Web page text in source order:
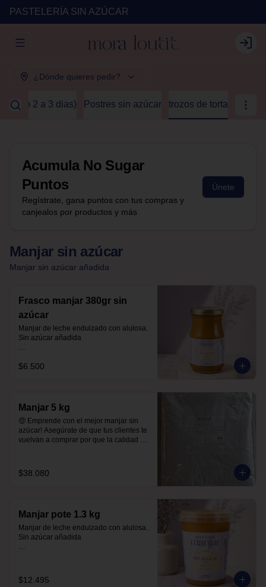
PASTELERÍA SIN AZÚCAR
Abrir menu de navegación Login
¿Dónde quieres pedir?
2 a 3 dias) Postres sin azúcar trozos de torta
Acumula No Sugar
Puntos
Regístrate, gana puntos con tus compras y
canjealos por productos y más
Únete
Manjar sin azúcar
Manjar sin azúcar añadida
Frasco manjar 380gr sin
azúcar
Manjar de leche endulzado con alulosa.
Sin azúcar añadida
Sin polioles
Frasco 380 gr
$6.500
Manjar 5 kg
🤑 Emprende con el mejor manjar sin
azúcar! Asegúrate de que tus clientes te
vuelvan a comprar por que la calidad de
Sin maltitol ni polioles.
$38.080
Manjar pote 1.3 kg
Manjar de leche endulzado con alulosa.
Sin azúcar añadida
99.9% endulzado con alulosa
$12.495